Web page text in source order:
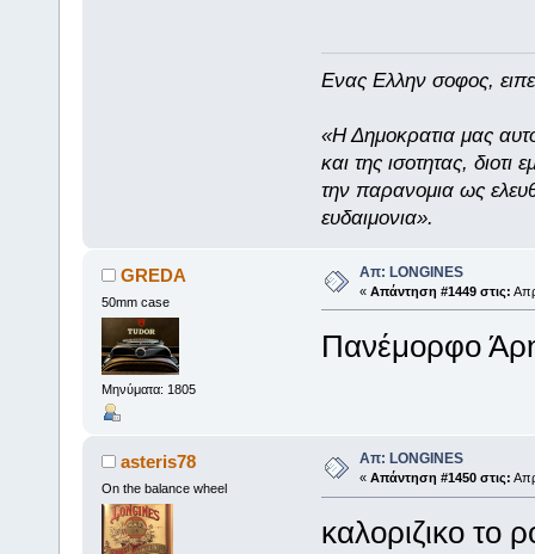
Eνας Ελλην σοφος,
«Η Δημοκρατια μας
και της ισοτητας,
την παρανομια ως
ευδαιμονια».
GREDA
50mm case
Μηνύματα: 1805
Απ: LONGINES
« Απάντηση #1449 στις:
Πανέμορφο
asteris78
On the balance wheel
Απ: LONGINES
« Απάντηση #1450 στις:
καλοριζικο το